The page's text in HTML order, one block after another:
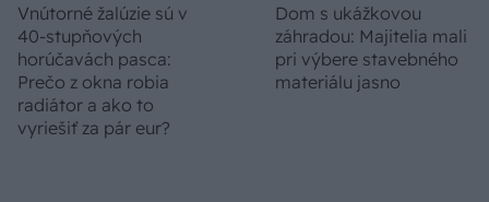
Vnútorné žalúzie sú v
40-stupňových
horúčavách pasca:
Prečo z okna robia
radiátor a ako to
vyriešiť za pár eur?
Dom s ukážkovou
záhradou: Majitelia mali
pri výbere stavebného
materiálu jasno